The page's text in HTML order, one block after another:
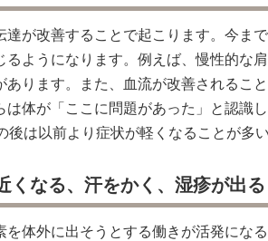
が改善することで起こります。今ま
るようになります。例えば、慢性的な
あります。また、血流が改善されるこ
体が「ここに問題があった」と認識
は以前より症状が軽くなることが多い
くなる、汗をかく、湿疹が出る
体外に出そうとする働きが活発にな